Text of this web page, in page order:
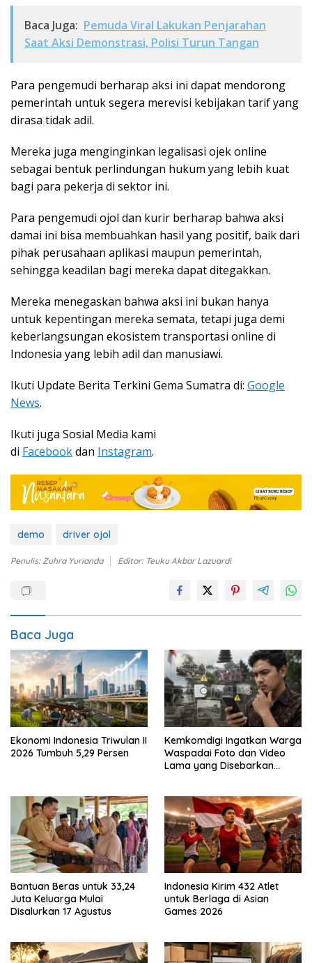
Baca Juga: Pemuda Viral Lakukan Penjarahan
Saat Aksi Demonstrasi, Polisi Turun Tangan
Para pengemudi berharap aksi ini dapat mendorong
pemerintah untuk segera merevisi kebijakan tarif yang
dirasa tidak adil.
Mereka juga menginginkan legalisasi ojek online
sebagai bentuk perlindungan hukum yang lebih kuat
bagi para pekerja di sektor ini.
Para pengemudi ojol dan kurir berharap bahwa aksi
damai ini bisa membuahkan hasil yang positif, baik dari
pihak perusahaan aplikasi maupun pemerintah,
sehingga keadilan bagi mereka dapat ditegakkan.
Mereka menegaskan bahwa aksi ini bukan hanya
untuk kepentingan mereka semata, tetapi juga demi
keberlangsungan ekosistem transportasi online di
Indonesia yang lebih adil dan manusiawi​.
Ikuti Update Berita Terkini Gema Sumatra di: Google
News.
Ikuti juga Sosial Media kami
di Facebookdan Instagram.
demo driver ojol
Penulis: Zuhra Yurianda Editor: Teuku Akbar Lazuardi
Baca Juga
Ekonomi Indonesia Triwulan II
2026 Tumbuh 5,29 Persen
Kemkomdigi Ingatkan Warga
Waspadai Foto dan Video
Lama yang Disebarkan
Bantuan Beras untuk 33,24
Juta Keluarga Mulai
Disalurkan 17 Agustus
Indonesia Kirim 432 Atlet
untuk Berlaga di Asian
Games 2026